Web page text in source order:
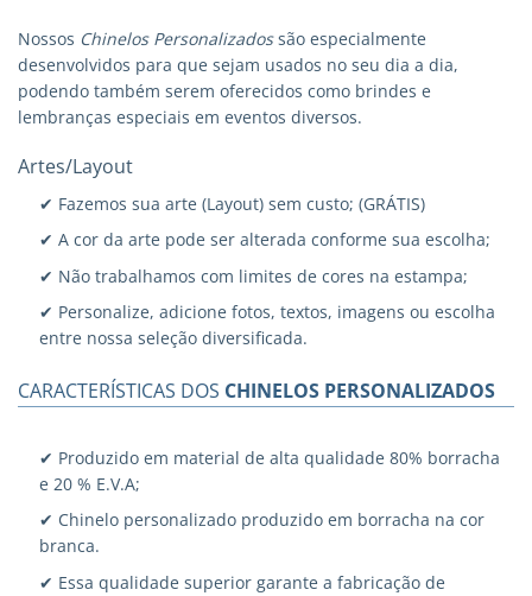
Nossos Chinelos Personalizadossão especialmente
desenvolvidos para que sejam usados no seu dia a dia,
podendo também serem oferecidos como brindes e
lembranças especiais em eventos diversos.
Artes/Layout
✔ Fazemos sua arte (Layout) sem custo; (GRÁTIS)
✔ A cor da arte pode ser alterada conforme sua escolha;
✔ Não trabalhamos com limites de cores na estampa;
✔ Personalize, adicione fotos, textos, imagens ou escolha
entre nossa seleção diversificada.
CARACTERÍSTICAS DOS CHINELOS PERSONALIZADOS
✔ Produzido em material de alta qualidade 80% borracha
e 20 % E.V.A;
✔ Chinelo personalizado produzido em borracha na cor
branca.
✔ Essa qualidade superior garante a fabricação de